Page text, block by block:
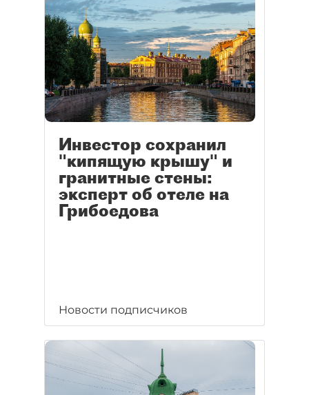
Инвестор сохранил
"кипящую крышу" и
гранитные стены:
эксперт об отеле на
Грибоедова
Новости подписчиков